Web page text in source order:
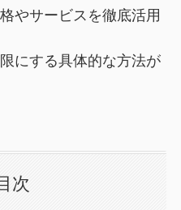
やサービスを徹底活用
にする具体的な方法が
次